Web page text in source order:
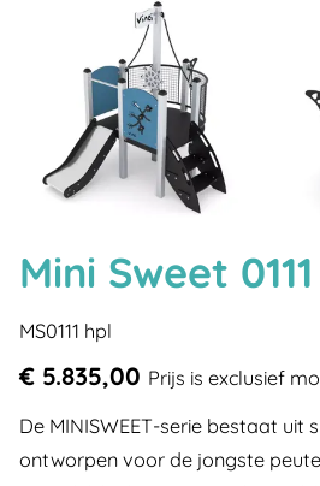
Mini Sweet
MS0111 hpl
€ 5.835,00 Prijs is exclusief
De MINISWEET-serie bestaat uit
ontworpen voor de jongste